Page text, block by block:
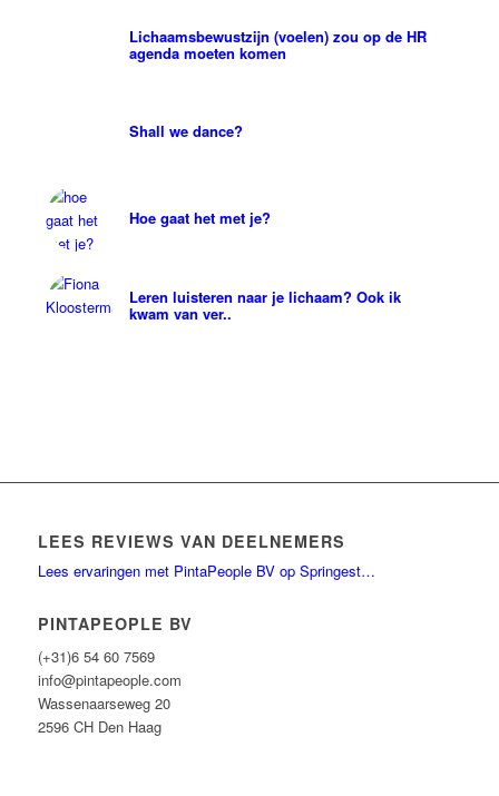
Lichaamsbewustzijn (voelen) zou op de HR
agenda moeten komen
Shall we dance?
Hoe gaat het met je?
Leren luisteren naar je lichaam? Ook ik
kwam van ver..
LEES REVIEWS VAN DEELNEMERS
Lees ervaringen met PintaPeople BV op Springest…
PINTAPEOPLE BV
(+31)6 54 60 7569
info@pintapeople.com
Wassenaarseweg 20
2596 CH Den Haag